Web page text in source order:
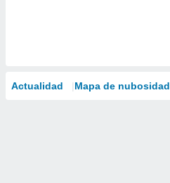
Actualidad Mapa de nubosidad